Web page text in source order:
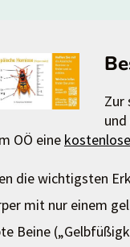
Zur
OÖ eine
die wichtigsten
mit nur einem
Beine